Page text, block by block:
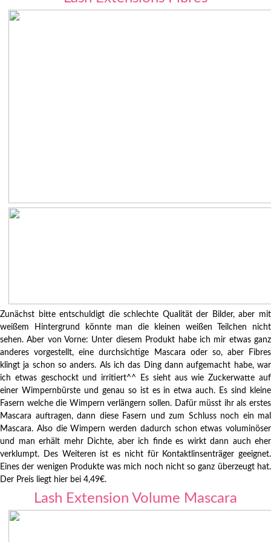
Zunächst bitte entschuldigt die schlechte Qualität der Bilder, aber mit
weißem Hintergrund könnte man die kleinen weißen Teilchen nicht
sehen. Aber von Vorne: Unter diesem Produkt habe ich mir etwas ganz
anderes vorgestellt, eine durchsichtige Mascara oder so, aber Fibres
klingt ja schon so anders. Als ich das Ding dann aufgemacht habe, war
ich etwas geschockt und irritiert^^ Es sieht aus wie Zuckerwatte auf
einer Wimpernbürste und genau so ist es in etwa auch. Es sind kleine
Fasern welche die Wimpern verlängern sollen. Dafür müsst ihr als erstes
Mascara auftragen, dann diese Fasern und zum Schluss noch ein mal
Mascara. Also die Wimpern werden dadurch schon etwas voluminöser
und man erhält mehr Dichte, aber ich finde es wirkt dann auch eher
verklumpt. Des Weiteren ist es nicht für Kontaktlinsenträger geeignet.
Eines der wenigen Produkte was mich noch nicht so ganz überzeugt hat.
Der Preis liegt hier bei 4,49€.
Lash Extension Volume Mascara